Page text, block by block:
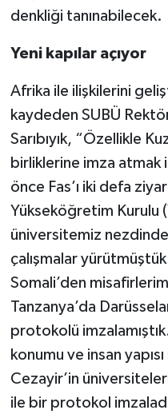
denkliği tanınabilecek.
Yeni kapılar açıyor
Afrika ile ilişkilerini
kaydeden SUBÜ
Sarıbıyık, “Özellikle
birliklerine imza atmak
önce Fas’ı iki defa
Yükseköğretim Kurulu
üniversitemiz
çalışmalar
Somali’den
Tanzanya’da
protokolü
konumu ve insan
Cezayir’in
ile bir protokol